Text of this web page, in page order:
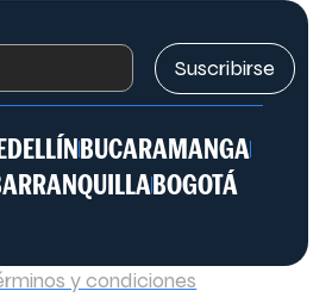
Suscribirse
BUCARAMANGA
BOGOTÁ
y condiciones